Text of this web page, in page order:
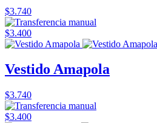
$3.740
$3.400
Vestido Amapola
$3.740
$3.400